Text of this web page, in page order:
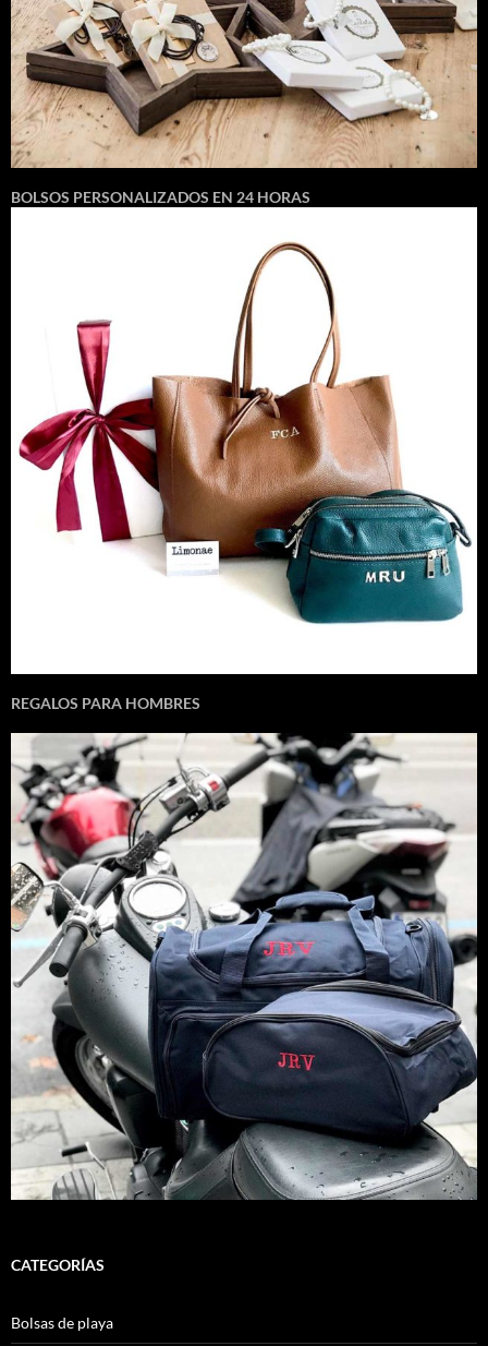
BOLSOS PERSONALIZADOS EN 24 HORAS
REGALOS PARA HOMBRES
CATEGORÍAS
Bolsas de playa